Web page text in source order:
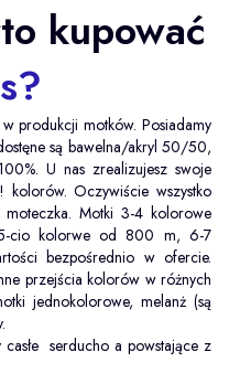
kupować
produkcji motków. Posiadamy
są bawelna/akryl 50/50,
U nas zrealizujesz swoje
Oczywiście wszystko
moteczka. Motki 3-4 kolorowe
cio kolorwe od 800 m, 6-7
bezpośrednio w ofercie.
przejścia kolorów w różnych
jednokolorowe, melanż (są
casłe serducho a powstające z